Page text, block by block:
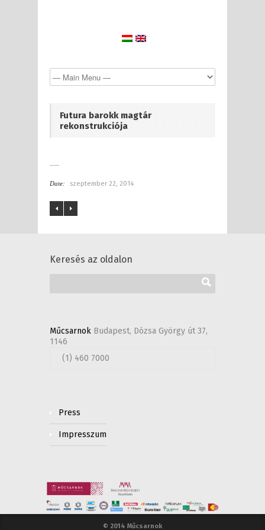
Futura barokk magtár
rekonstrukciója
Date: szeptember 22, 2014
Keresés az oldalon
Műcsarnok Budapest, Dózsa György út 37,
1146
(1) 460 7000
Press
Impresszum
© 2014 Műcsarnok